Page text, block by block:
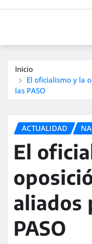
Inicio
El oficialismo y la
las PASO
ACTUALIDAD
El
aliados
PASO